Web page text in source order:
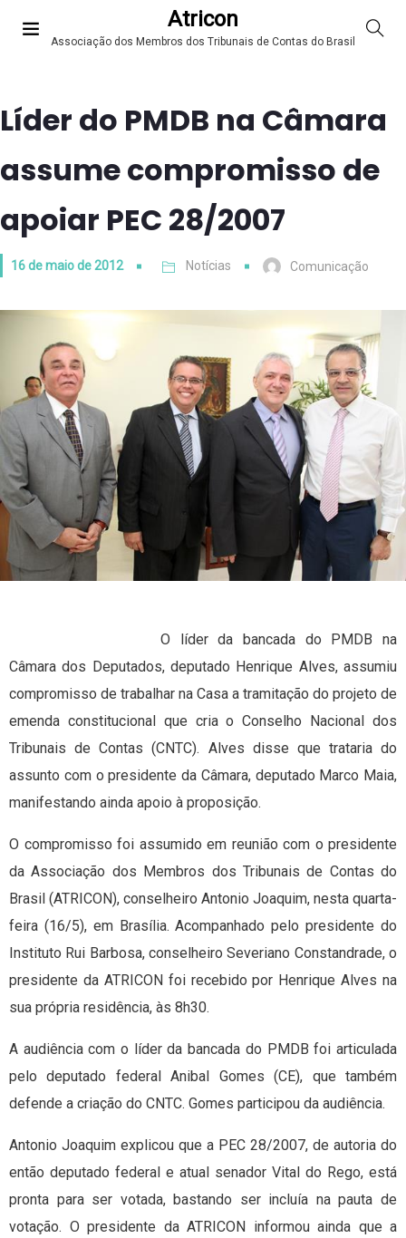
Atricon
Associação dos Membros dos Tribunais de Contas do Brasil
Líder do PMDB na Câmara
assume compromisso de
apoiar PEC 28/2007
16 de maio de 2012 Notícias Comunicação
O líder da bancada do PMDB na
Câmara dos Deputados, deputado Henrique Alves, assumiu
compromisso de trabalhar na Casa a tramitação do projeto de
emenda constitucional que cria o Conselho Nacional dos
Tribunais de Contas (CNTC). Alves disse que trataria do
assunto com o presidente da Câmara, deputado Marco Maia,
manifestando ainda apoio à proposição.
O compromisso foi assumido em reunião com o presidente
da Associação dos Membros dos Tribunais de Contas do
Brasil (ATRICON), conselheiro Antonio Joaquim, nesta quarta-
feira (16/5), em Brasília. Acompanhado pelo presidente do
Instituto Rui Barbosa, conselheiro Severiano Constandrade, o
presidente da ATRICON foi recebido por Henrique Alves na
sua própria residência, às 8h30.
A audiência com o líder da bancada do PMDB foi articulada
pelo deputado federal Anibal Gomes (CE), que também
defende a criação do CNTC. Gomes participou da audiência.
Antonio Joaquim explicou que a PEC 28/2007, de autoria do
então deputado federal e atual senador Vital do Rego, está
pronta para ser votada, bastando ser incluía na pauta de
votação. O presidente da ATRICON informou ainda que a